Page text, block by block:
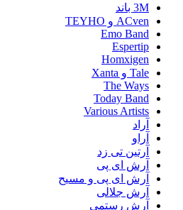
3M باند
ACven و TEYHO
Emo Band
Espertip
Homxigen
Tale و Xanta
The Ways
Today Band
Various Artists
آراد
آراو
آرتین تی زد
آرش ای پی
آرش ای پی و مسیح
آرش جلالی
آرش رستمی